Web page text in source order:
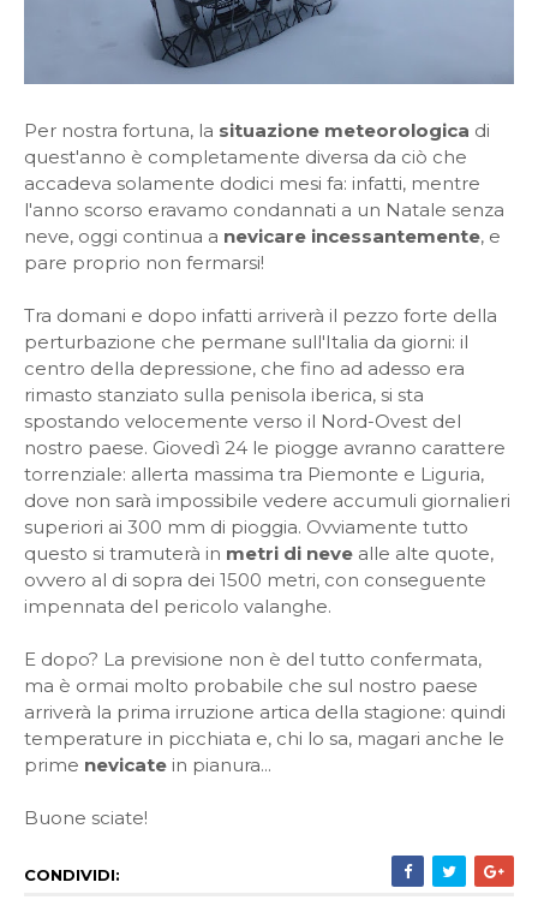
Per nostra fortuna, la situazione meteorologica di
quest'anno è completamente diversa da ciò che
accadeva solamente dodici mesi fa: infatti, mentre
l'anno scorso eravamo condannati a un Natale senza
neve, oggi continua a nevicare incessantemente, e
pare proprio non fermarsi!
Tra domani e dopo infatti arriverà il pezzo forte della
perturbazione che permane sull'Italia da giorni: il
centro della depressione, che fino ad adesso era
rimasto stanziato sulla penisola iberica, si sta
spostando velocemente verso il Nord-Ovest del
nostro paese. Giovedì 24 le piogge avranno carattere
torrenziale: allerta massima tra Piemonte e Liguria,
dove non sarà impossibile vedere accumuli giornalieri
superiori ai 300 mm di pioggia. Ovviamente tutto
questo si tramuterà in metri di neve alle alte quote,
ovvero al di sopra dei 1500 metri, con conseguente
impennata del pericolo valanghe.
E dopo? La previsione non è del tutto confermata,
ma è ormai molto probabile che sul nostro paese
arriverà la prima irruzione artica della stagione: quindi
temperature in picchiata e, chi lo sa, magari anche le
prime nevicate in pianura...
Buone sciate!
CONDIVIDI: